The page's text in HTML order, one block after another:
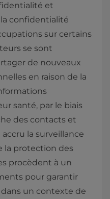
et
confidentialité
sur certains
se sont
de nouveaux
en raison de la
santé, par le biais
des contacts et
la surveillance
la protection des
procèdent à un
pour garantir
un contexte de